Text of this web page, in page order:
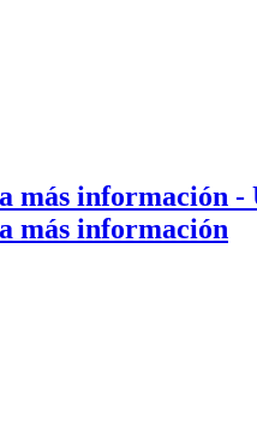
más información -
más información